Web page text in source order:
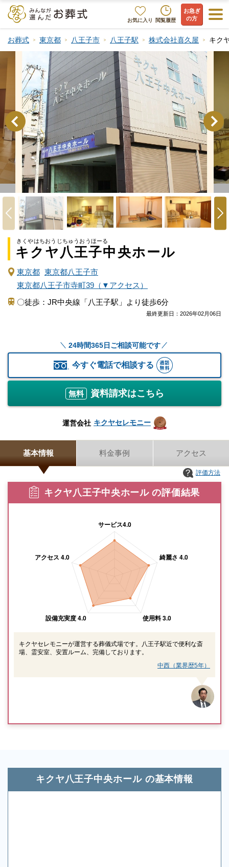
お気に入り 閲覧履歴
お急ぎ
の方
お葬式 東京都 八王子市 八王子駅 株式会社喜久屋 キク
きくやはちおうじちゅうおうほーる
キクヤ八王子中央ホール
東京都 東京都八王子市
東京都八王子市寺町39（▼アクセス）
〇徒歩：JR中央線「八王子駅」より徒歩6分
最終更新日： 2026年02月06日
24時間365日ご相談可能です
今すぐ電話で相談する
無料 資料請求はこちら
運営会社 キクヤセレモニー
基本情報 料金事例 アクセス
キクヤ八王子中央ホール の評価結果
評価方法
キクヤセレモニーが運営する葬儀式場です。八王子駅近で便利な斎
場、霊安室、安置ルーム、完備しております。
中西（業界歴5年）
キクヤ八王子中央ホール の基本情報